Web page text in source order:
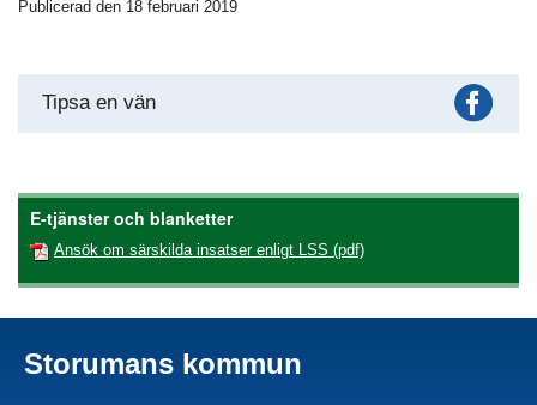
Publicerad den 18 februari 2019
Tipsa en vän
E-tjänster och blanketter
Ansök om särskilda insatser enligt LSS (pdf)
Storumans kommun